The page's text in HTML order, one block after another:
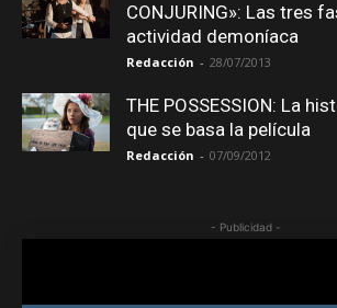
CONJURING»: Las tres
actividad demoníaca
Redacción - 28/07/2013
THE POSSESSION: La
que se basa la película
Redacción - 07/09/2012
- Publicidad -